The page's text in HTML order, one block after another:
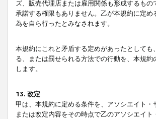
ズ、販売代理店または雇用関係も形成するも
承諾する権限もありません。乙が本規約に定
為を自ら行ったとみなされます。
本規約にこれと矛盾する定めがあったとして
る、または罰せられる方法での行動を、本規
します。
13. 改定
甲は、本規約に定める条件を、アソシエイト
または改定内容をその時点で乙のアソシエイ